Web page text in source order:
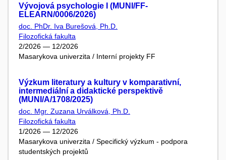
Vývojová psychologie I (MUNI/FF-
ELEARN/0006/2026)
doc. PhDr. Iva Burešová, Ph.D.
Filozofická fakulta
2/2026 — 12/2026
Masarykova univerzita / Interní projekty FF
Výzkum literatury a kultury v komparativní,
intermediální a didaktické perspektivě
(MUNI/A/1708/2025)
doc. Mgr. Zuzana Urválková, Ph.D.
Filozofická fakulta
1/2026 — 12/2026
Masarykova univerzita / Specifický výzkum - podpora
studentských projektů